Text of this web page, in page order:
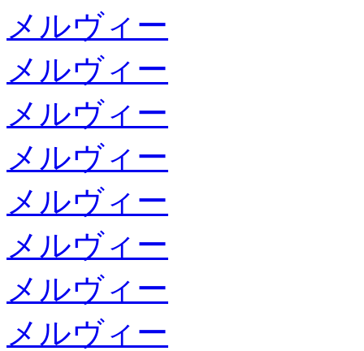
メルヴィー
メルヴィー
メルヴィー
メルヴィー
メルヴィー
メルヴィー
メルヴィー
メルヴィー